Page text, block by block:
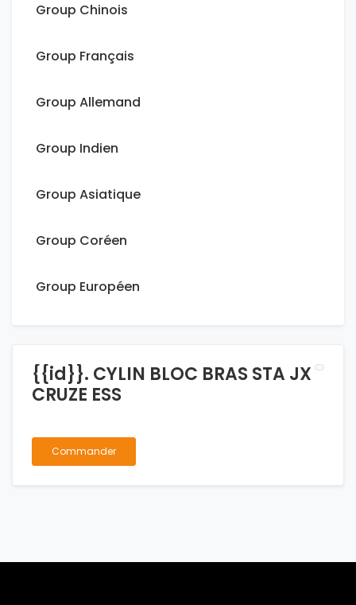
Group Chinois
Group Français
Group Allemand
Group Indien
Group Asiatique
Group Coréen
Group Européen
{{id}}. CYLIN BLOC BRAS STA JX
CRUZE ESS
Commander